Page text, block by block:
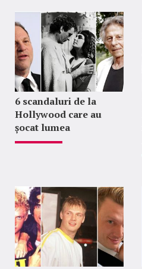
6 scandaluri de la
Hollywood care au
șocat lumea